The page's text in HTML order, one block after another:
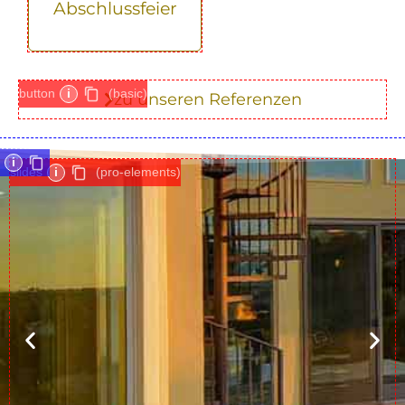
Abschlussfeier
zu unseren Referenzen
button i (basic)
slides i (pro-elements)
i